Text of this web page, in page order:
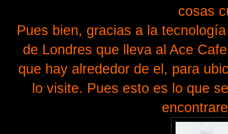
cosas
Pues bien, gracias a la
de Londres que lleva al Ace
que hay alrededor de el, para
lo visite. Pues esto es lo que